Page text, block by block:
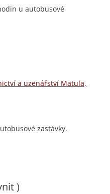
u autobusové
a uzenářství Matula,
zastávky.
)